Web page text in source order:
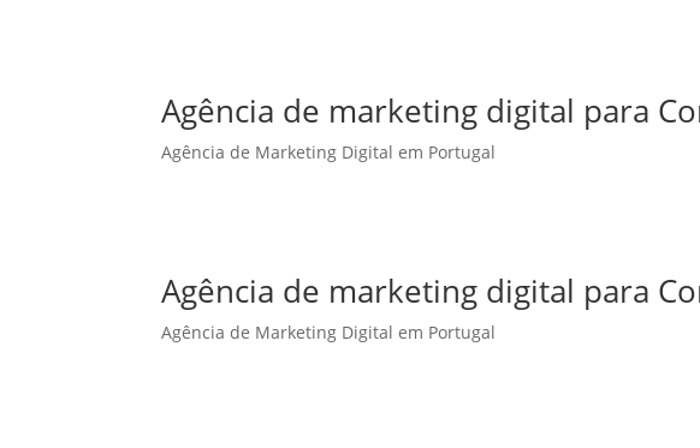
Agência de marketing digital para
Agência de Marketing Digital em Portugal
Agência de marketing digital para
Agência de Marketing Digital em Portugal